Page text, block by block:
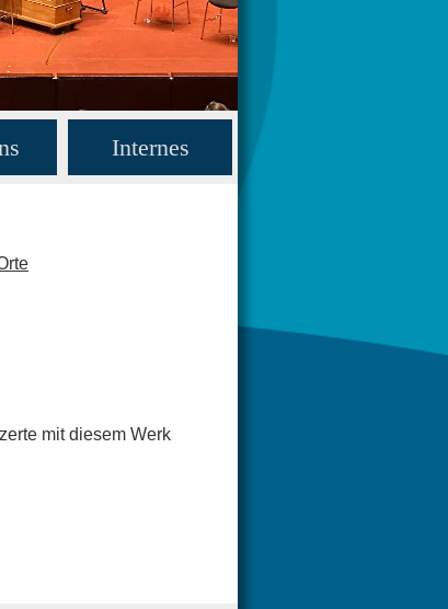
Internes
mit diesem Werk